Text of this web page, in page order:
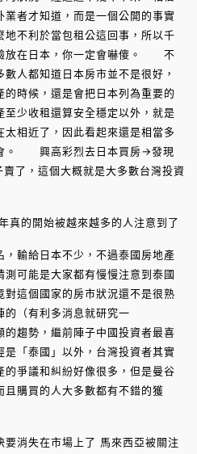
者才知道，而是一個公開的事實
不利於當包租公這回事，所以千
放在日本，你一定會嚇傻。 不
人都知道日本房市並不是很好，
時候，還是會把日本列為重要的
少收租還算安全穩定以外，就是
相近了，因此看起來還是相當多
會。 興高彩烈去日本買房→發現
了，這個大概就是大多數台灣投資
真的開始被越來越多的人注意到了
輸給日本不少，不過泰國房地產
可能是大家都有慢慢注意到泰國
這個國家的房市狀況還不是很熟
的（有利多消息就研究一
趨勢，繼前陣子中國投資者最喜
「泰國」以外，台灣投資者其實
爭議和糾紛好像很多，但是曼谷
購買的人大多數都有不錯的獲
消失在市場上了 馬來西亞被關注